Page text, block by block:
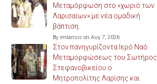
Μεταμόρφωση στο «χωριό των
Λαρισαίων» με νέα ομαδική
βάπτιση.
By imlarisis on Αυγ 7, 2026
Στον πανηγυρίζοντα Ιερό Ναό
Μεταμορφώσεως του Σωτήρος
Στεφανοβικείου ο
Μητροπολίτης Λαρίσης και